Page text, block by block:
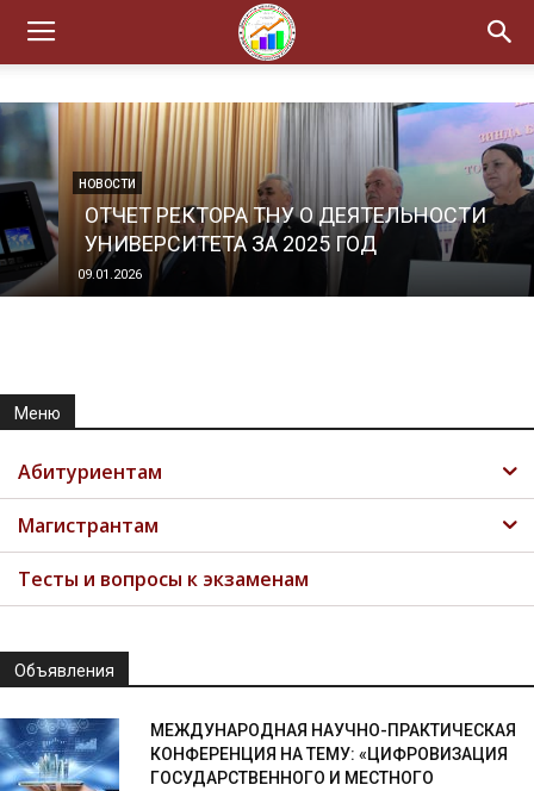
НОВОСТИ
ОТЧЕТ РЕКТОРА ТНУ О ДЕЯТЕЛЬНОСТИ
УНИВЕРСИТЕТА ЗА 2025 ГОД
09.01.2026
Меню
Абитуриентам
Магистрантам
Тесты и вопросы к экзаменам
Объявления
МЕЖДУНАРОДНАЯ НАУЧНО-ПРАКТИЧЕСКАЯ
КОНФЕРЕНЦИЯ НА ТЕМУ: «ЦИФРОВИЗАЦИЯ
ГОСУДАРСТВЕННОГО И МЕСТНОГО